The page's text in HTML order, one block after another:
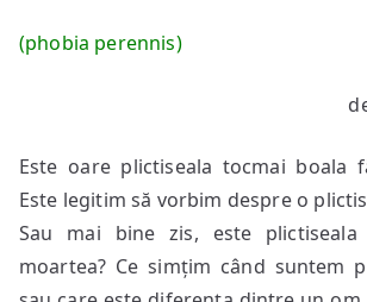
de
(phobia perennis)
Este oare plictiseala tocmai boala
Este legitim să vorbim despre o
Sau mai bine zis, este
moartea? Ce simțim când suntem